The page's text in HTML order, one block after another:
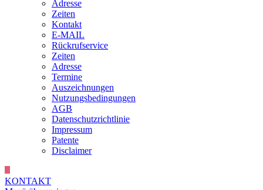
Adresse
Zeiten
Kontakt
E-MAIL
Rückrufservice
Zeiten
Adresse
Termine
Auszeichnungen
Nutzungsbedingungen
AGB
Datenschutzrichtlinie
Impressum
Patente
Disclaimer
KONTAKT